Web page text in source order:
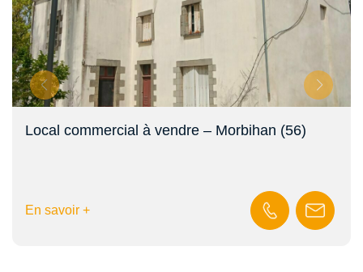
Local commercial à vendre – Morbihan (56)
En savoir +